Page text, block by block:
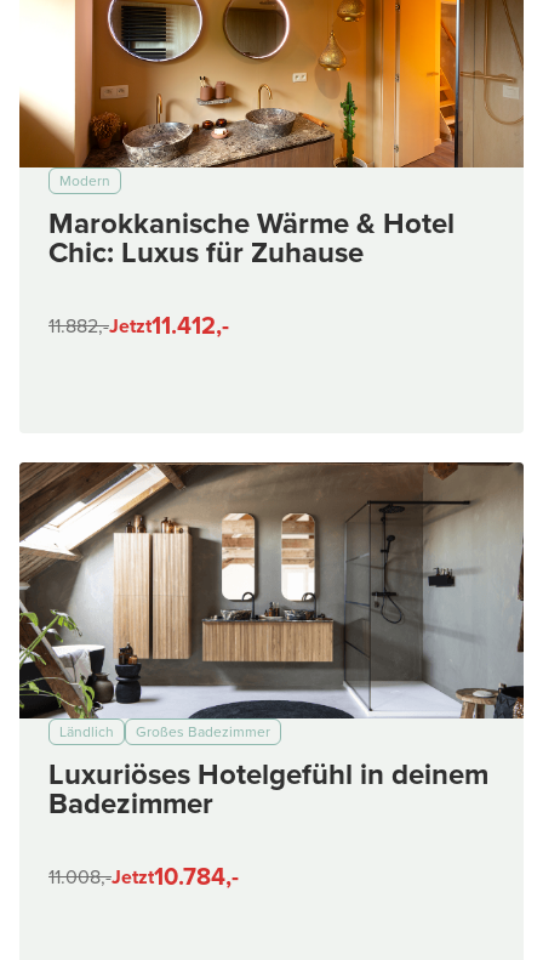
Modern
Marokkanische Wärme & Hotel
Chic: Luxus für Zuhause
11.882,-Jetzt11.412,-
Ländlich Großes Badezimmer
Luxuriöses Hotelgefühl in deinem
Badezimmer
11.008,-Jetzt10.784,-